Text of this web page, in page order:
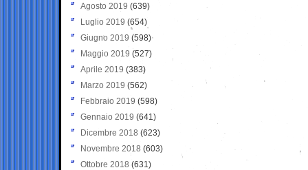
Agosto 2019 (639)
Luglio 2019 (654)
Giugno 2019 (598)
Maggio 2019 (527)
Aprile 2019 (383)
Marzo 2019 (562)
Febbraio 2019 (598)
Gennaio 2019 (641)
Dicembre 2018 (623)
Novembre 2018 (603)
Ottobre 2018 (631)